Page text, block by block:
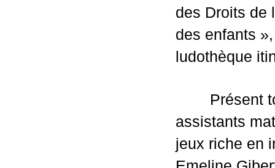
des Droits de
des enfants
ludothèque
Présent
assistants
jeux riche en